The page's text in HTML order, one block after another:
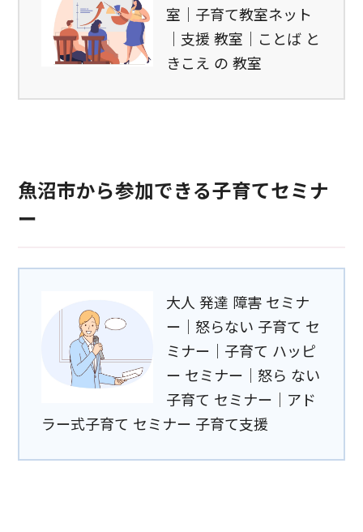
室｜子育て教室ネット
｜支援 教室｜ことば と
きこえ の 教室
魚沼市から参加できる子育てセミナ
ー
大人 発達 障害 セミナ
ー｜怒らない 子育て セ
ミナー｜子育て ハッピ
ー セミナー｜怒ら ない
子育て セミナー｜アド
ラー式子育て セミナー 子育て支援